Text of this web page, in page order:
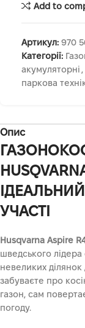
Add to
Артикул: 970
Категорії:
акумуляторні ,
паркова
Опис
УЧАСТІ
Husqvarna Aspire
шведського лідера
невеликих
забуваєте про
газон, сам
погоду.